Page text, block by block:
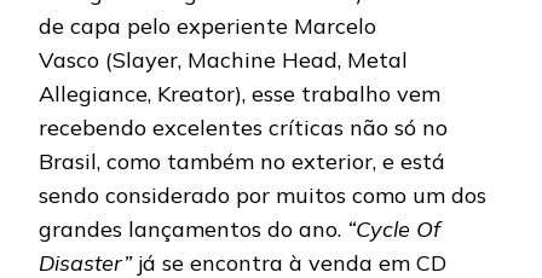
de capa pelo experiente Marcelo
Vasco (Slayer, Machine Head, Metal
Allegiance, Kreator), esse trabalho vem
recebendo excelentes críticas não só no
Brasil, como também no exterior, e está
sendo considerado por muitos como um dos
grandes lançamentos do ano. “Cycle Of
Disaster”já se encontra à venda em CD